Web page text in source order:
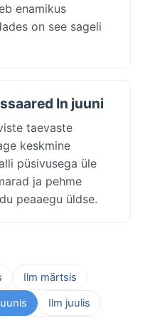
enamikus
on see sageli
In juuni
taevaste
keskmine
püsivusega üle
ja pehme
peaaegu üldse.
Ilm märtsis
Ilm juulis